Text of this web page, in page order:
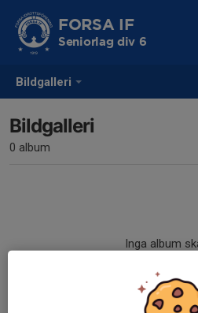
Bildgalleri
FORSA IF
Seniorlag div 6
Bildgalleri
0 album
Inga album